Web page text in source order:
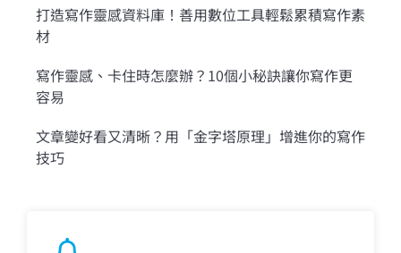
打造寫作靈感資料庫！善用數位工具輕鬆累積寫作素
材
寫作靈感、卡住時怎麼辦？10個小秘訣讓你寫作更
容易
文章變好看又清晰？用「金字塔原理」增進你的寫作
技巧